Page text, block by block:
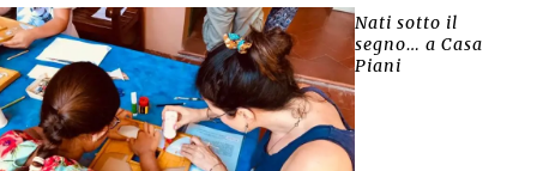
Nati sotto il
segno… a Casa
Piani